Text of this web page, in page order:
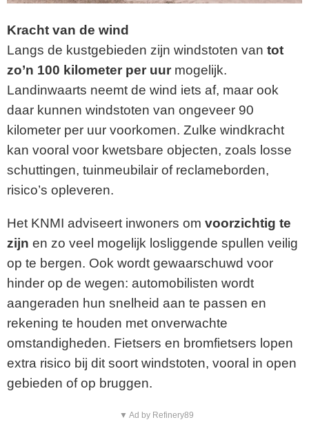
Kracht van de wind
Langs de kustgebieden zijn windstoten van tot
zo’n 100 kilometer per uur mogelijk.
Landinwaarts neemt de wind iets af, maar ook
daar kunnen windstoten van ongeveer 90
kilometer per uur voorkomen. Zulke windkracht
kan vooral voor kwetsbare objecten, zoals losse
schuttingen, tuinmeubilair of reclameborden,
risico’s opleveren.
Het KNMI adviseert inwoners om voorzichtig te
zijn en zo veel mogelijk losliggende spullen veilig
op te bergen. Ook wordt gewaarschuwd voor
hinder op de wegen: automobilisten wordt
aangeraden hun snelheid aan te passen en
rekening te houden met onverwachte
omstandigheden. Fietsers en bromfietsers lopen
extra risico bij dit soort windstoten, vooral in open
gebieden of op bruggen.
▼ Ad by Refinery89